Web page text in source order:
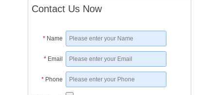
Contact Us Now
* Name
* Email
* Phone